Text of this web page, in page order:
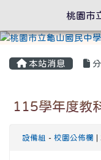
本站消息
115學年度教
設備組 - 校園公佈欄 |
桃園市